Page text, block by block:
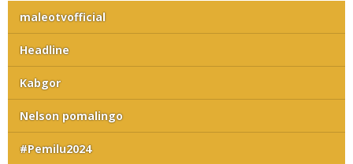
maleotvofficial
Headline
Kabgor
Nelson pomalingo
#Pemilu2024